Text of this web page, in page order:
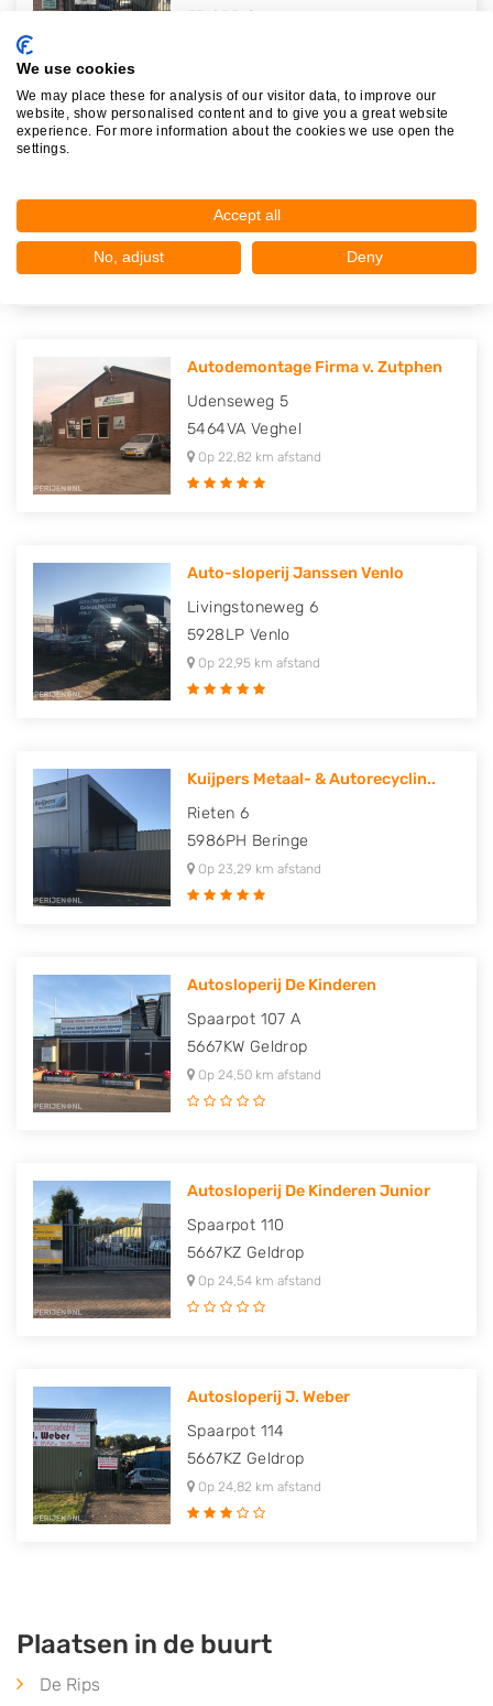
5712BB
Someren
Kruisweg 1
5406PB Uden
Autodemontage Firma v. Zutphen
Udenseweg 5
5464VA Veghel
Op 22,82 km afstand
Auto-sloperij Janssen Venlo
Livingstoneweg 6
5928LP Venlo
Op 22,95 km afstand
Kuijpers Metaal- & Autorecyclin..
Rieten 6
5986PH Beringe
Op 23,29 km afstand
Autosloperij De Kinderen
Spaarpot 107 A
5667KW Geldrop
Op 24,50 km afstand
Autosloperij De Kinderen Junior
Spaarpot 110
5667KZ Geldrop
Op 24,54 km afstand
Autosloperij J. Weber
Spaarpot 114
5667KZ Geldrop
Op 24,82 km afstand
Plaatsen in de buurt
De Rips
We use cookies
We may place these for analysis of our visitor data, to improve our
website, show personalised content and to give you a great website
experience. For more information about the cookies we use open the
settings.
Accept all
No, adjust Deny